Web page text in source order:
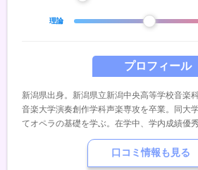
プロフィール
新潟県出身。新潟県立新潟中央高等学校音楽
音楽大学演奏創作学科声楽専攻を卒業。同大
てオペラの基礎を学ぶ。在学中、学内成績優
ート、卒業演奏会に出演。ウィリアム・マッ
ン、白井光子氏の公開レッスンを受講。オペ
ガロの結婚」伯爵夫人役、「コジ・ファン・
理論
口コミ情報も見る